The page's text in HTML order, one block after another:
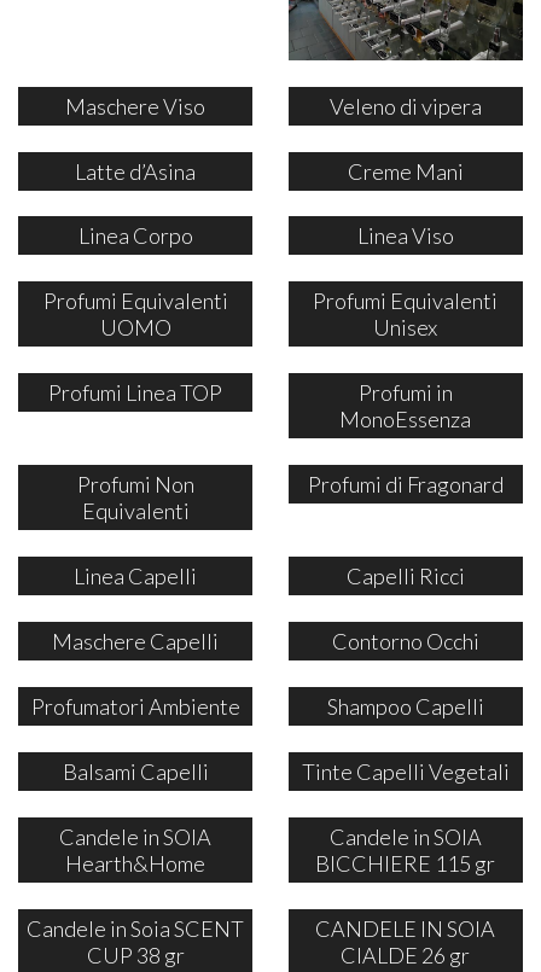
Maschere Viso Veleno di vipera
Latte d’Asina Creme Mani
Linea Corpo Linea Viso
Profumi Equivalenti
UOMO
Profumi Equivalenti
Unisex
Profumi Linea TOP
Profumi in
MonoEssenza
Profumi Non
Equivalenti
Profumi di Fragonard
Linea Capelli Capelli Ricci
Maschere Capelli Contorno Occhi
Profumatori Ambiente Shampoo Capelli
Balsami Capelli Tinte Capelli Vegetali
Candele in SOIA
Hearth&Home
Candele in SOIA
BICCHIERE 115 gr
Candele in Soia SCENT
CUP 38 gr
CANDELE IN SOIA
CIALDE 26 gr